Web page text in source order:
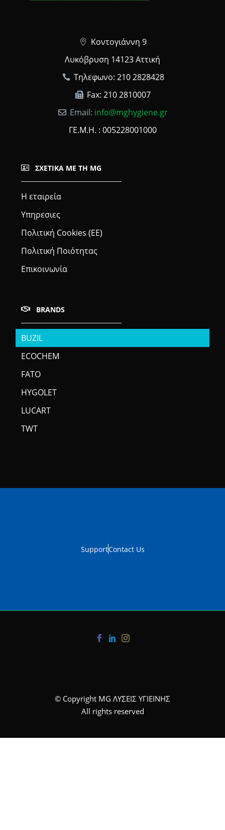
Κοντογιάννη 9
Λυκόβρυση 14123 Αττική
Τηλεφωνο: 210 2828428
Fax: 210 2810007
Email: info@mghygiene.gr
ΓΕ.Μ.Η. : 005228001000
ΣΧΕΤΙΚΆ ΜΕ ΤΗ MG
Η εταιρεία
Υπηρεσιες
Πολιτική Cookies (ΕΕ)
Πολιτική Ποιότητας
Επικοινωνία
BRANDS
BUZIL
ECOCHEM
FATO
HYGOLET
LUCART
TWT
SupportContact Us
© Copyright MG ΛΥΣΕΙΣ ΥΓΙΕΙΝΗΣ
All rights reserved